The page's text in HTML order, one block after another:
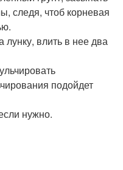
следя, чтоб корневая
влить в нее два
подойдет
нужно.